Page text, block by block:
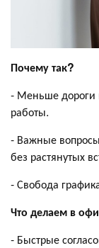
Почему так?
- Меньше
работы.
- Важные
без растянутых
- Свобода
Что делаем в
- Быстрые